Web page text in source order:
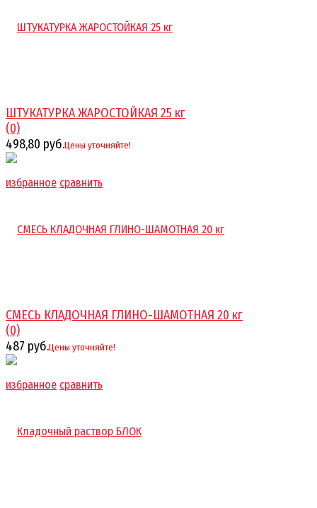
избранное сравнить
ШТУКАТУРКА ЖАРОСТОЙКАЯ 25 кг
(0)
498,80 руб.Цены уточняйте!
избранное сравнить
СМЕСЬ КЛАДОЧНАЯ ГЛИНО-ШАМОТНАЯ 20 кг
(0)
487 руб.Цены уточняйте!